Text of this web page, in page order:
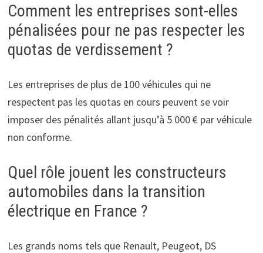
Comment les entreprises sont-elles
pénalisées pour ne pas respecter les
quotas de verdissement ?
Les entreprises de plus de 100 véhicules qui ne
respectent pas les quotas en cours peuvent se voir
imposer des pénalités allant jusqu’à 5 000 € par véhicule
non conforme.
Quel rôle jouent les constructeurs
automobiles dans la transition
électrique en France ?
Les grands noms tels que Renault, Peugeot, DS